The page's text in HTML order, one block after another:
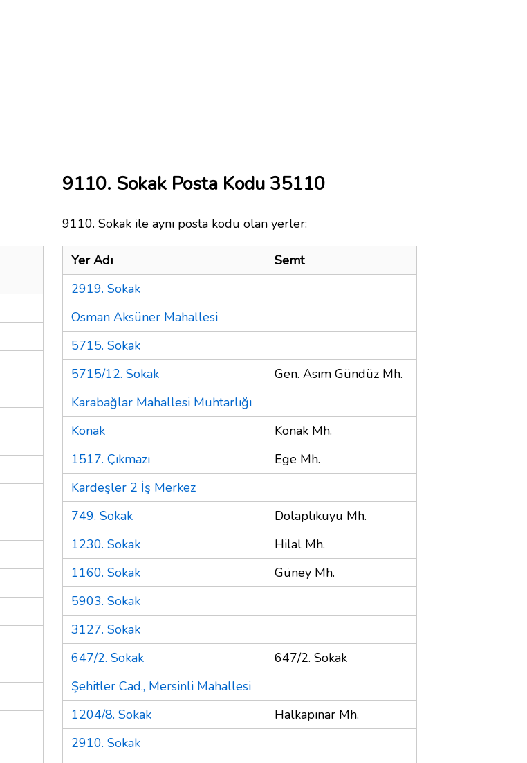
9110. Sokak Posta Kodu 35110
9110. Sokak ile aynı posta kodu olan yerler:
Yer Adı
Semt
2919. Sokak
Osman Aksüner Mahallesi
5715. Sokak
5715/12. Sokak
Gen. Asım Gündüz Mh.
Karabağlar Mahallesi Muhtarlığı
Konak
Konak Mh.
1517. Çıkmazı
Ege Mh.
Kardeşler 2 İş Merkez
749. Sokak
Dolaplıkuyu Mh.
1230. Sokak
Hilal Mh.
1160. Sokak
Güney Mh.
5903. Sokak
3127. Sokak
647/2. Sokak
647/2. Sokak
Şehitler Cad., Mersinli Mahallesi
1204/8. Sokak
Halkapınar Mh.
2910. Sokak